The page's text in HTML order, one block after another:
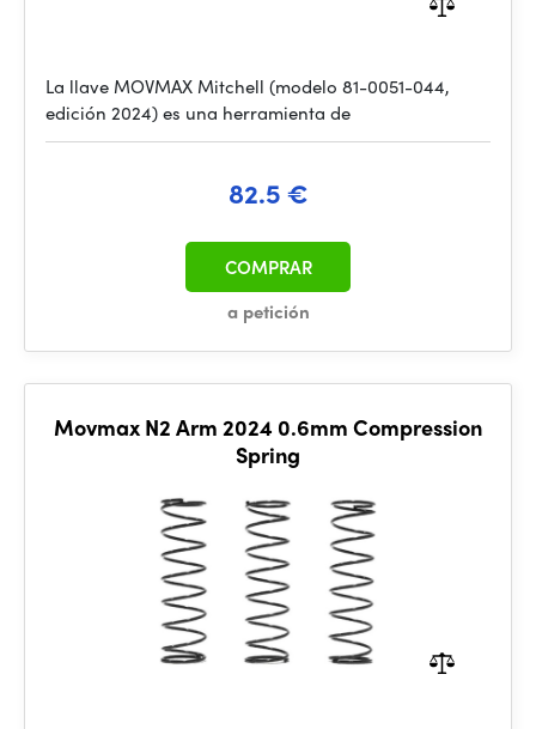
La llave MOVMAX Mitchell (modelo 81-0051-044,
edición 2024) es una herramienta de
82.5 €
a petición
COMPRAR
Movmax N2 Arm 2024 0.6mm Compression
Spring